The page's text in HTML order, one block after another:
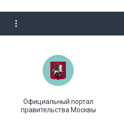
Официальный портал
правительства Москвы